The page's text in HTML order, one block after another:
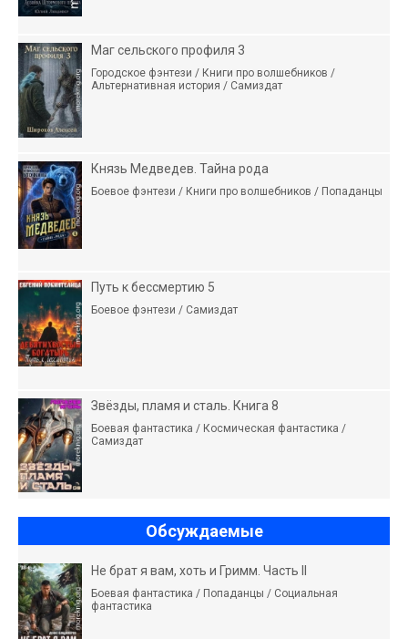
Маг сельского профиля 3
Городское фэнтези / Книги про волшебников /
Альтернативная история / Самиздат
Князь Медведев. Тайна рода
Боевое фэнтези / Книги про волшебников / Попаданцы
Путь к бессмертию 5
Боевое фэнтези / Самиздат
Звёзды, пламя и сталь. Книга 8
Боевая фантастика / Космическая фантастика /
Самиздат
Обсуждаемые
Не брат я вам, хоть и Гримм. Часть II
Боевая фантастика / Попаданцы / Социальная
фантастика